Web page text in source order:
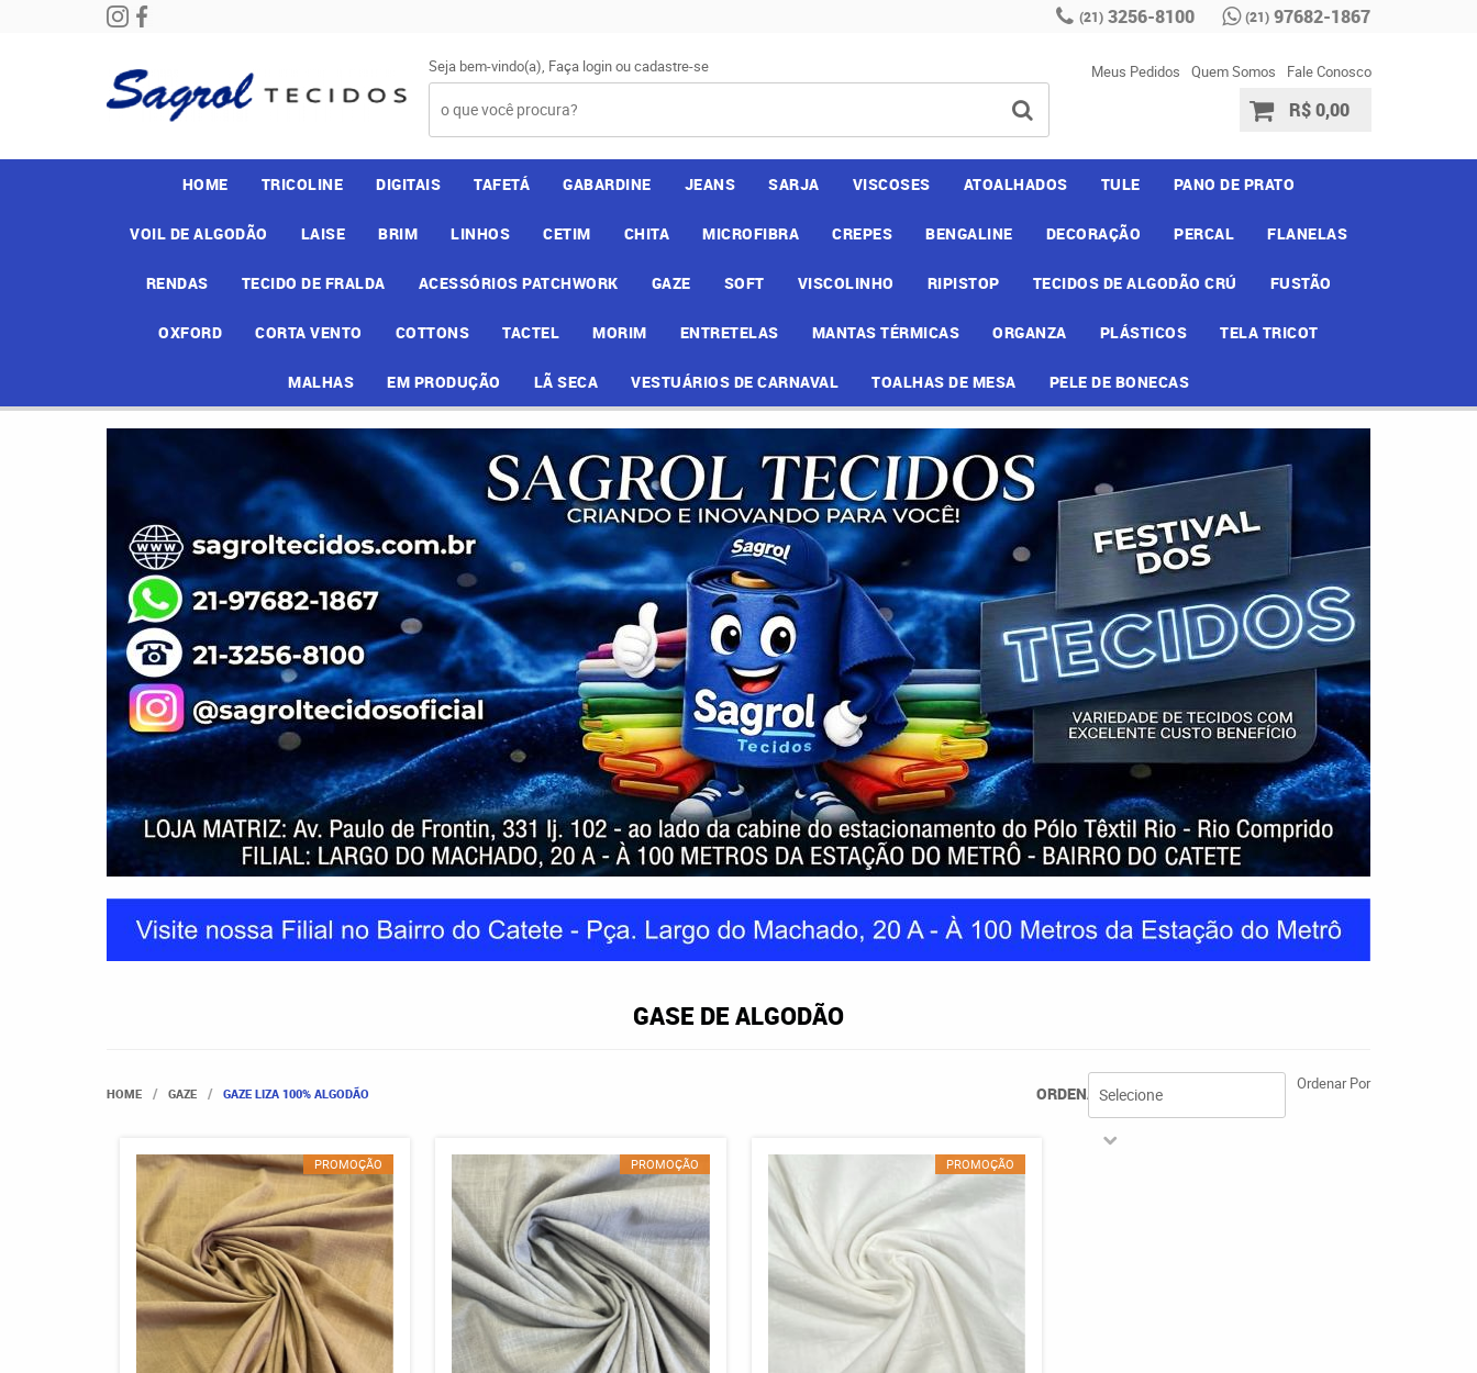
(21) 3256-8100 (21) 97682-1867
Seja bem-vindo(a), Faça loginoucadastre-se Meus Pedidos Quem Somos Fale Conosco
R$ 0,00
HOME TRICOLINE DIGITAIS TAFETÁ GABARDINE JEANS SARJA VISCOSES ATOALHADOS TULE PANO DE PRATO
VOIL DE ALGODÃO LAISE BRIM LINHOS CETIM CHITA MICROFIBRA CREPES BENGALINE DECORAÇÃO PERCAL FLANELAS
RENDAS TECIDO DE FRALDA ACESSÓRIOS PATCHWORK GAZE SOFT VISCOLINHO RIPISTOP TECIDOS DE ALGODÃO CRÚ FUSTÃO
OXFORD CORTA VENTO COTTONS TACTEL MORIM ENTRETELAS MANTAS TÉRMICAS ORGANZA PLÁSTICOS TELA TRICOT
MALHAS EM PRODUÇÃO LÃ SECA VESTUÁRIOS DE CARNAVAL TOALHAS DE MESA PELE DE BONECAS
GASE DE ALGODÃO
HOME GAZE GAZE LIZA 100% ALGODÃO ORDENAR POR
PROMOÇÃO PROMOÇÃO PROMOÇÃO
Ordenar Por
Selecione